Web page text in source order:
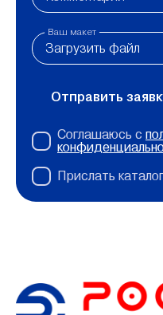
Ваш макет
Загрузить файл
Отправить
Соглашаюсь с
Прислать